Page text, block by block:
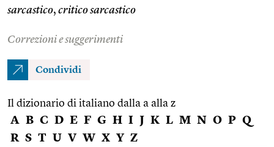
sarcastico, critico sarcastico
Correzioni e suggerimenti
Condividi
Il dizionario di italiano dalla a alla z
A B C D E F G H I J K L M N O P Q
R S T U V W X Y Z